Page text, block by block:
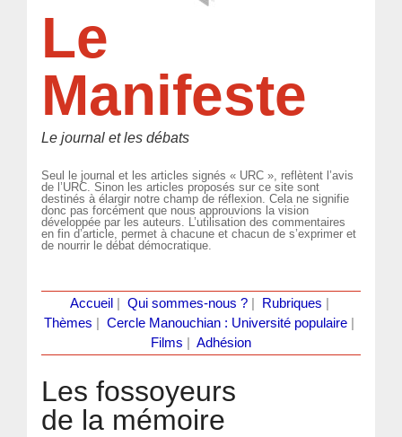
Le
Manifeste
Le journal et les débats
Seul le journal et les articles signés « URC », reflètent l’avis
de l’URC. Sinon les articles proposés sur ce site sont
destinés à élargir notre champ de réflexion. Cela ne signifie
donc pas forcément que nous approuvions la vision
développée par les auteurs. L’utilisation des commentaires
en fin d’article, permet à chacune et chacun de s’exprimer et
de nourrir le débat démocratique.
Accueil Qui sommes-nous ?| Rubriques
Thèmes
Cercle Manouchian : Université populaire
Films
Adhésion
Les fossoyeurs
de la mémoire